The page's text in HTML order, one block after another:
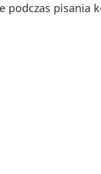
podczas pisania